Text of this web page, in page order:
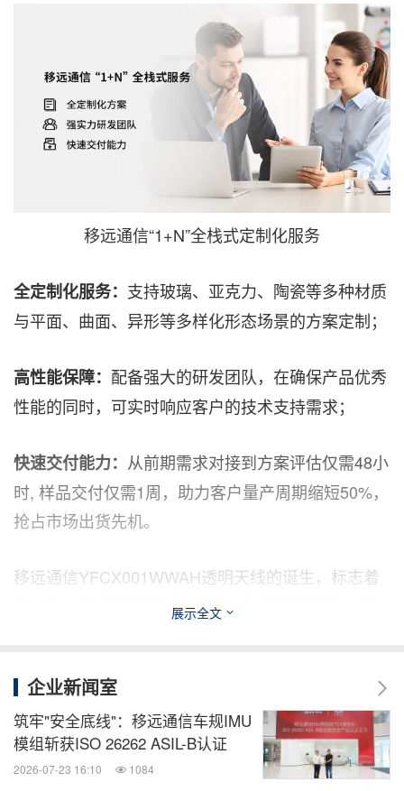
移远通信“1+N”全栈式定制化服务
全定制化服务： 支持玻璃、亚克力、陶瓷等多种材质
与平面、曲面、异形等多样化形态场景的方案定制；
高性能保障： 配备强大的研发团队，在确保产品优秀
性能的同时，可实时响应客户的技术支持需求；
快速交付能力： 从前期需求对接到方案评估仅需48小
时, 样品交付仅需1周，助力客户量产周期缩短50%，
抢占市场出货先机。
移远通信YFCX001WWAH透明天线的诞生，标志着
通信技术从"功能可见"向"无形价值"的服务转变。这
了设备形态对通信设备的空间桎梏。后期，随着
5G、5G-A、AI等技术的不断成熟与应用场景的持续
拓展，5G透明天线将成为推动各行各业数字化转型
的重要力量。
展示全文
企业新闻室
筑牢"安全底线"：移远通信车规IMU
模组斩获ISO 26262 ASIL-B认证
2026-07-23 16:10 1084